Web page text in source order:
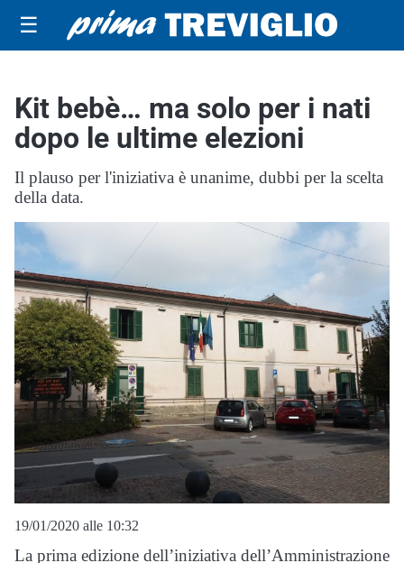
☰
Kit bebè… ma solo per i nati
dopo le ultime elezioni
Il plauso per l'iniziativa è unanime, dubbi per la scelta
della data.
19/01/2020 alle 10:32
La prima edizione dell’iniziativa dell’Amministrazione